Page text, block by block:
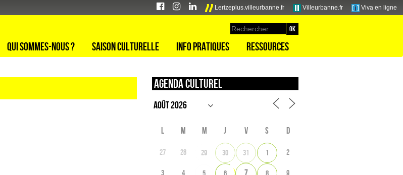
Lerizeplus.villeurbanne.fr Villeurbanne.fr Viva en ligne
Qui sommes-nous ? Saison culturelle Info pratiques Ressources
Agenda culturel
L M M J V S D
27 28 29 30 31 1 2
3 4 7 9